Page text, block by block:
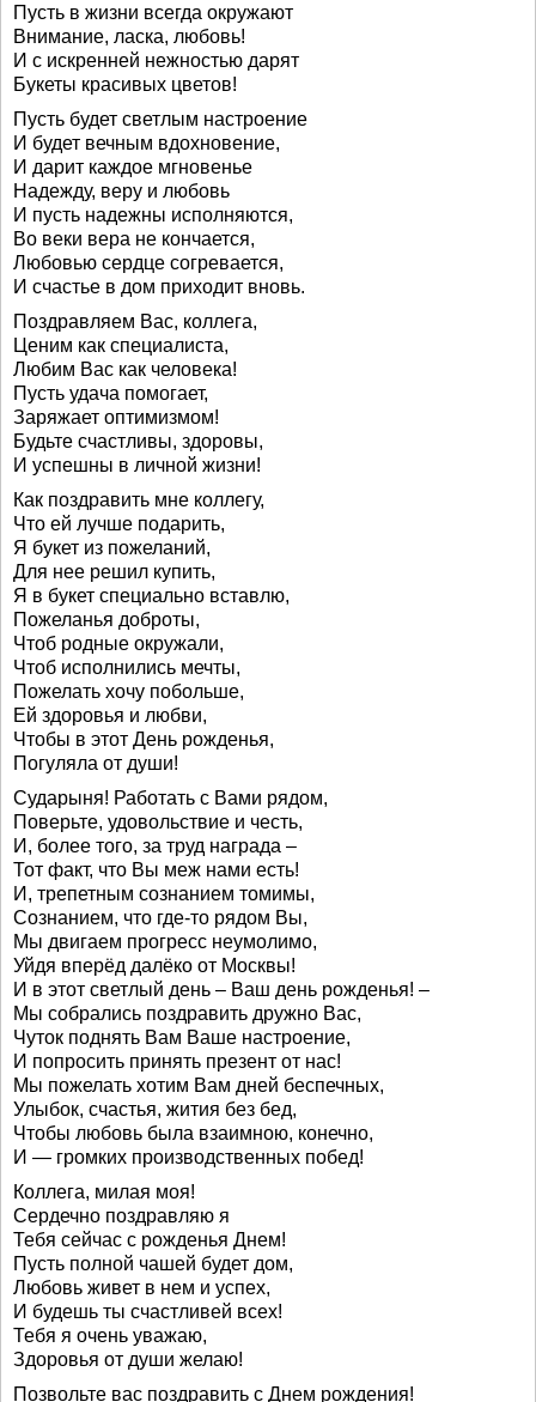
Пусть в жизни всегда окружают
Внимание, ласка, любовь!
И с искренней нежностью дарят
Букеты красивых цветов!
Пусть будет светлым настроение
И будет вечным вдохновение,
И дарит каждое мгновенье
Надежду, веру и любовь
И пусть надежны исполняются,
Во веки вера не кончается,
Любовью сердце согревается,
И счастье в дом приходит вновь.
Поздравляем Вас, коллега,
Ценим как специалиста,
Любим Вас как человека!
Пусть удача помогает,
Заряжает оптимизмом!
Будьте счастливы, здоровы,
И успешны в личной жизни!
Как поздравить мне коллегу,
Что ей лучше подарить,
Я букет из пожеланий,
Для нее решил купить,
Я в букет специально вставлю,
Пожеланья доброты,
Чтоб родные окружали,
Чтоб исполнились мечты,
Пожелать хочу побольше,
Ей здоровья и любви,
Чтобы в этот День рожденья,
Погуляла от души!
Сударыня! Работать с Вами рядом,
Поверьте, удовольствие и честь,
И, более того, за труд награда –
Тот факт, что Вы меж нами есть!
И, трепетным сознанием томимы,
Сознанием, что где-то рядом Вы,
Мы двигаем прогресс неумолимо,
Уйдя вперёд далёко от Москвы!
И в этот светлый день – Ваш день рожденья! –
Мы собрались поздравить дружно Вас,
Чуток поднять Вам Ваше настроение,
И попросить принять презент от нас!
Мы пожелать хотим Вам дней беспечных,
Улыбок, счастья, жития без бед,
Чтобы любовь была взаимною, конечно,
И — громких производственных побед!
Коллега, милая моя!
Сердечно поздравляю я
Тебя сейчас с рожденья Днем!
Пусть полной чашей будет дом,
Любовь живет в нем и успех,
И будешь ты счастливей всех!
Тебя я очень уважаю,
Здоровья от души желаю!
Позвольте вас поздравить с Днем рождения!